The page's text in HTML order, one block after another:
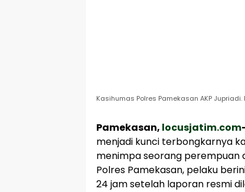
Kasihumas Polres Pamekasan AKP Jupriadi.
Pamekasan, locusjatim.com
menjadi kunci terbongkarnya
menimpa seorang perempuan
Polres Pamekasan, pelaku
24 jam setelah laporan resmi